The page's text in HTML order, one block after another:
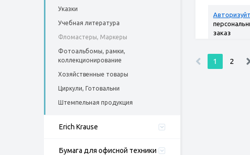
Указки
Учебная литература
Фломастеры, Маркеры
Фотоальбомы, рамки,
коллекционирование
Хозяйственные товары
Циркули, Готовальни
Штемпельная продукция
Erich Krause
Бумага для офисной техники
заказ
1 2